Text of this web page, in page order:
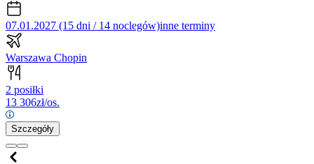
07.01.2027 (15 dni / 14 noclegów)inne terminy
Warszawa Chopin
2 posiłki
13 306zł/os.
Szczegóły